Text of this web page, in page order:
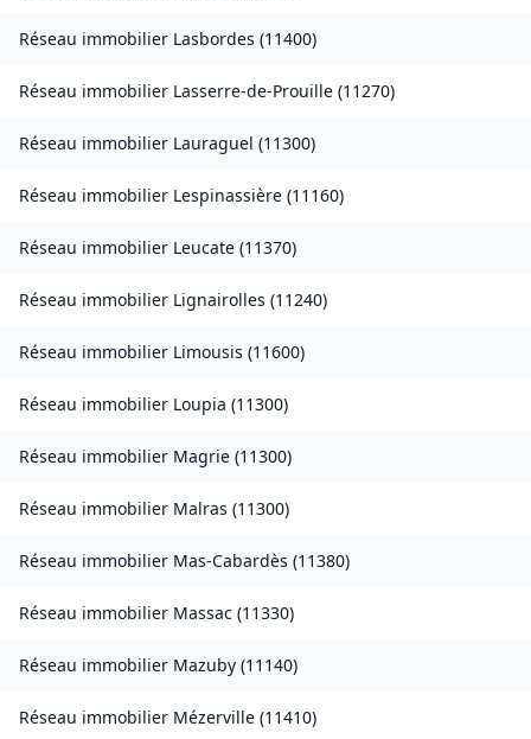
Réseau immobilier Lasbordes (11400)
Réseau immobilier Lasserre-de-Prouille (11270)
Réseau immobilier Lauraguel (11300)
Réseau immobilier Lespinassière (11160)
Réseau immobilier Leucate (11370)
Réseau immobilier Lignairolles (11240)
Réseau immobilier Limousis (11600)
Réseau immobilier Loupia (11300)
Réseau immobilier Magrie (11300)
Réseau immobilier Malras (11300)
Réseau immobilier Mas-Cabardès (11380)
Réseau immobilier Massac (11330)
Réseau immobilier Mazuby (11140)
Réseau immobilier Mézerville (11410)